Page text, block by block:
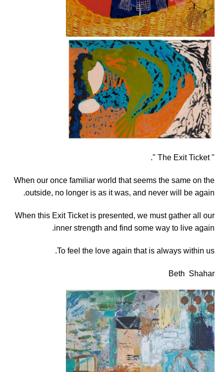
" The Exit Ticket ".
When our once familiar world that seems the same on the
outside, no longer is as it was, and never will be again.
When this Exit Ticket is presented, we must gather all our
inner strength and find some way to live again.
To feel the love again that is always within us.
Beth Shahar